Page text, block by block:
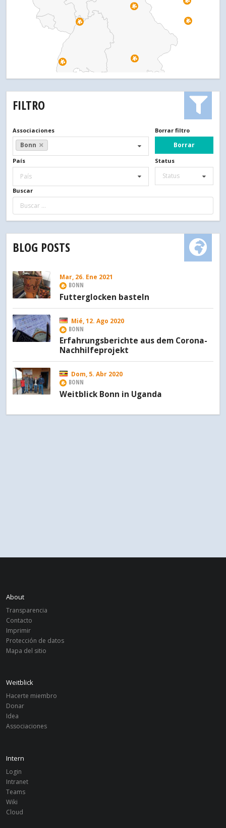
FILTRO
Associaciones
Bonn
Borrar filtro
Borrar
País
País
Status
Status
Buscar
BLOG POSTS
Mar, 26. Ene 2021
BONN
Futterglocken basteln
Mié, 12. Ago 2020
BONN
Erfahrungsberichte aus dem Corona-
Nachhilfeprojekt
Dom, 5. Abr 2020
BONN
Weitblick Bonn in Uganda
About
Transparencia
Contacto
Imprimir
Protección de datos
Mapa del sitio
Weitblick
Hacerte miembro
Donar
Idea
Associaciones
Intern
Login
Intranet
Teams
Wiki
Cloud